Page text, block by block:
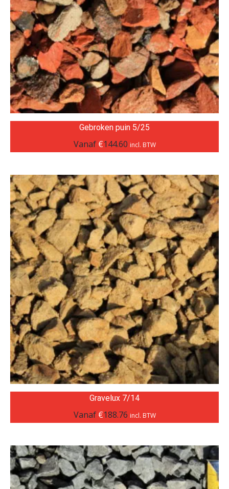
Gebroken puin 5/25
Vanaf €144.60 incl. BTW
Gravelux 7/14
Vanaf €188.76 incl. BTW